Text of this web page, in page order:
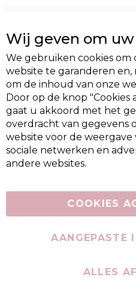
Wij geven om
We gebruiken cookies
website te garanderen
om de inhoud van onze
Door op de knop
gaat u akkoord met het
overdracht van gegevens
website voor de
sociale netwerken en
andere websites.
COOKIES
AANGEPASTE
ALLES